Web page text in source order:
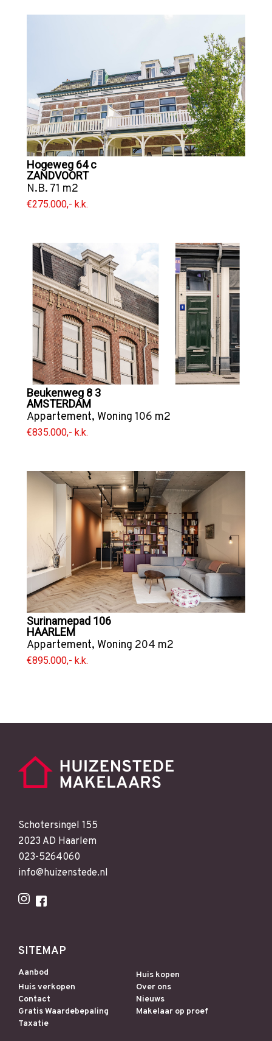
Hogeweg 64 c
ZANDVOORT
N.B. 71 m2
€275.000,- k.k.
Beukenweg 8 3
AMSTERDAM
Appartement, Woning 106 m2
€835.000,- k.k.
Surinamepad 106
HAARLEM
Appartement, Woning 204 m2
€895.000,- k.k.
Schotersingel 155
2023 AD Haarlem
023-5264060
info@huizenstede.nl
SITEMAP
Aanbod
Huis kopen
Huis verkopen
Over ons
Contact
Nieuws
Gratis Waardebepaling
Makelaar op proef
Taxatie